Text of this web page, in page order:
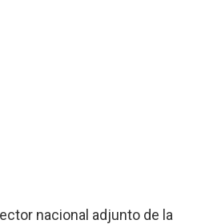
nacional adjunto de la